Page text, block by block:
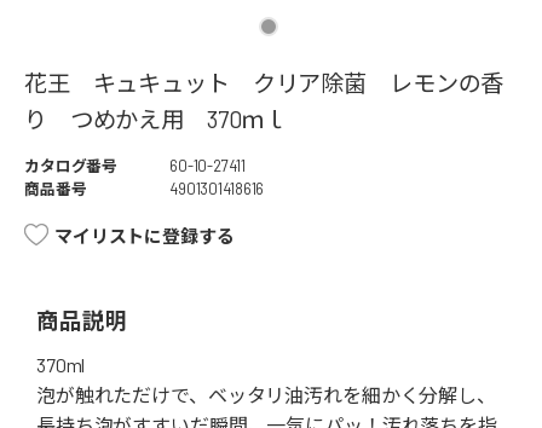
花王 キュキュット クリア除菌 レモンの香
り つめかえ用 370ｍｌ
カタログ番号
60-10-27411
商品番号
4901301418616
マイリストに登録する
商品説明
370ml
泡が触れただけで、ベッタリ油汚れを細かく分解し、